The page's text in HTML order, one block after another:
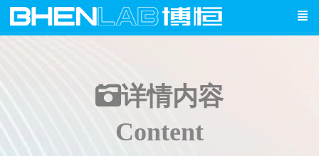
详情内容
Content